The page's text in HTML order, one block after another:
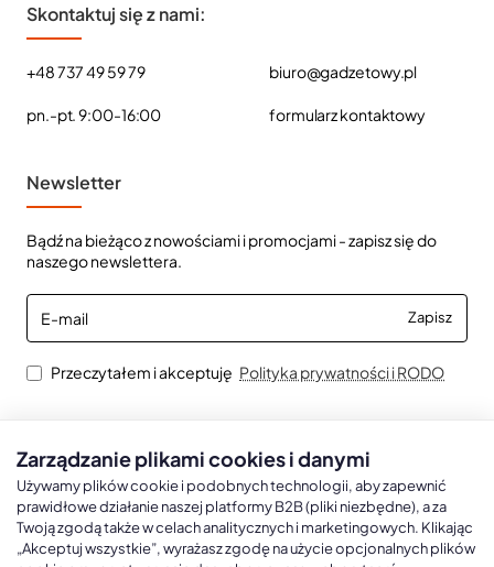
Skontaktuj się z nami:
+48 737 49 59 79
pn.-pt. 9:00-16:00
biuro@gadzetowy.pl
formularz kontaktowy
Newsletter
Bądź na bieżąco z nowościami i promocjami - zapisz się do
naszego newslettera.
E-
mail
Zapisz
Przeczytałem i akceptuję Polityka prywatności i RODO
Kalendarze książkowe A5
Kalendarze Ścienne
Kalendarze trójdzielne
Zarządzanie plikami cookies i danymi
Używamy plików cookie i podobnych technologii, aby zapewnić
prawidłowe działanie naszej platformy B2B (pliki niezbędne), a za
Twoją zgodą także w celach analitycznych i marketingowych. Klikając
„Akceptuj wszystkie”, wyrażasz zgodę na użycie opcjonalnych plików